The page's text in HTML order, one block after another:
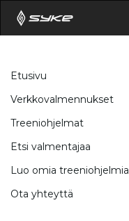
Etusivu
Verkkovalmennukset
Treeniohjelmat
Etsi valmentajaa
Luo omia treeniohjelmia
Ota yhteyttä